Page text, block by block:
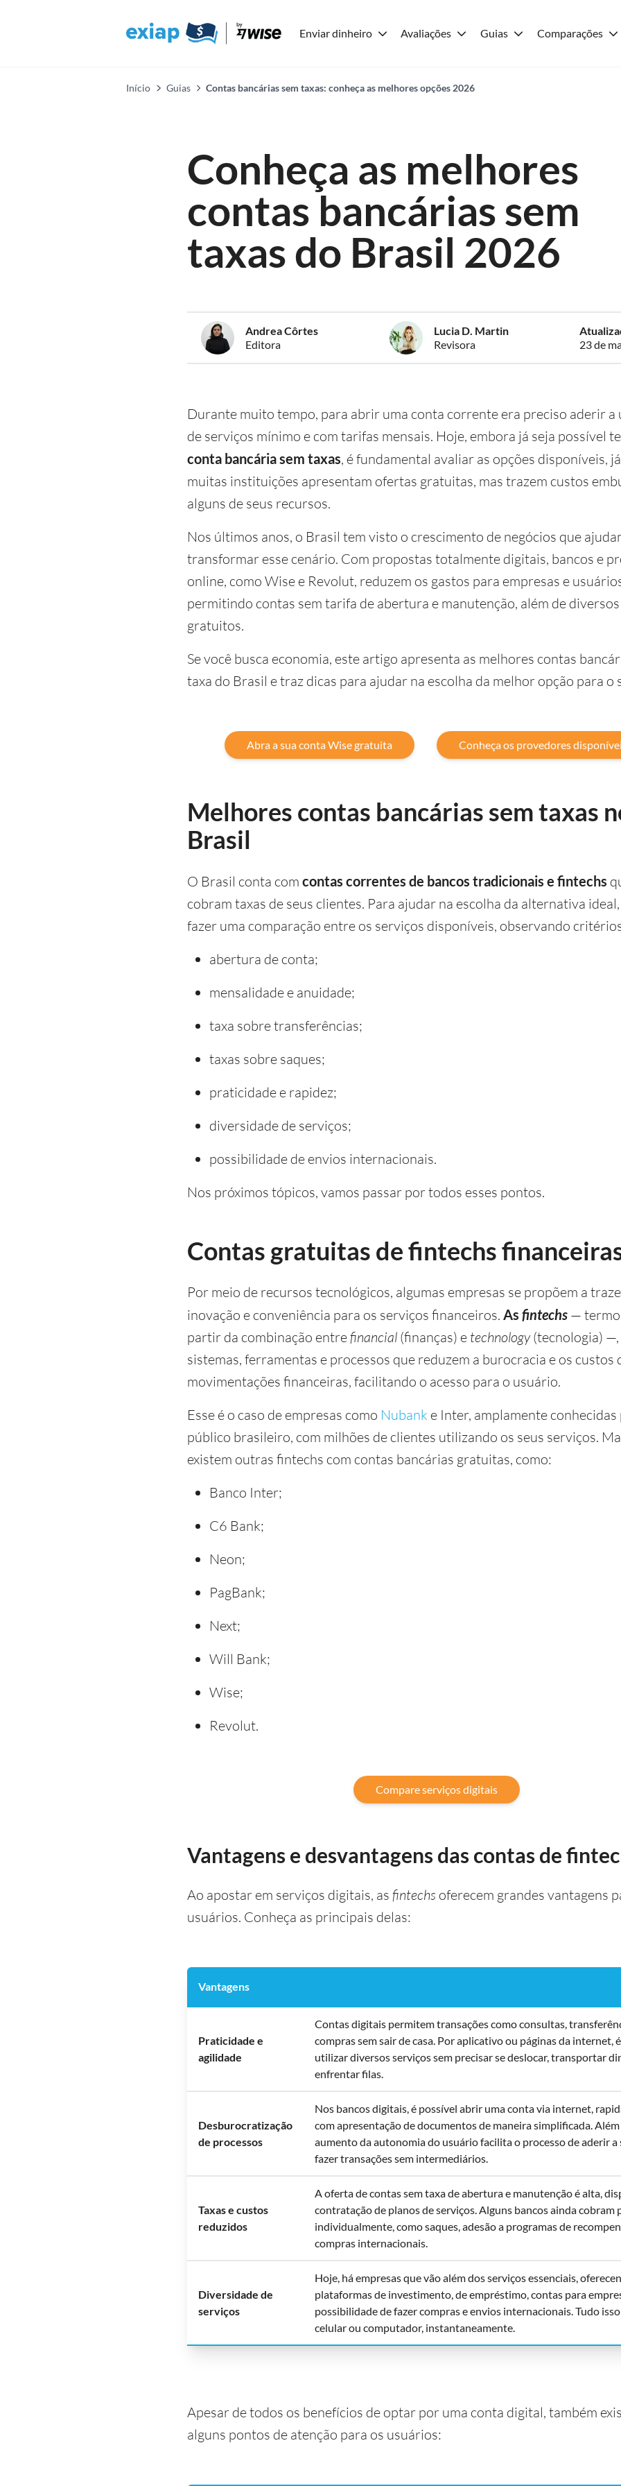
Enviar dinheiro Avaliações Guias Comparações
Início Guias Contas bancárias sem taxas: conheça as melhores opções 2026
Conheça as melhores
contas bancárias sem
taxas do Brasil 2026
Andrea Côrtes
Editora
Lucia D. Martin
Revisora
23 de
Durante muito tempo, para abrir uma conta corrente era preciso aderir a
de serviços mínimo e com tarifas mensais. Hoje, embora já seja possível
conta bancária sem taxas, é fundamental avaliar as opções disponíveis,
muitas instituições apresentam ofertas gratuitas, mas trazem custos
alguns de seus recursos.
Nos últimos anos, o Brasil tem visto o crescimento de negócios que
transformar esse cenário. Com propostas totalmente digitais, bancos e
online, como Wise e Revolut, reduzem os gastos para empresas e
permitindo contas sem tarifa de abertura e manutenção, além de
gratuitos.
Se você busca economia, este artigo apresenta as melhores contas
taxa do Brasil e traz dicas para ajudar na escolha da melhor opção para o
Abra a sua conta Wise gratuita Conheça os provedores
Melhores contas bancárias sem taxas
Brasil
O Brasil conta com contas correntes de bancos tradicionais e fintechs
cobram taxas de seus clientes. Para ajudar na escolha da alternativa
fazer uma comparação entre os serviços disponíveis, observando
abertura de conta;
mensalidade e anuidade;
taxa sobre transferências;
taxas sobre saques;
praticidade e rapidez;
diversidade de serviços;
possibilidade de envios internacionais.
Nos próximos tópicos, vamos passar por todos esses pontos.
Contas gratuitas de fintechs
Por meio de recursos tecnológicos, algumas empresas se propõem a
inovação e conveniência para os serviços financeiros. As fintechs —
partir da combinação entrefinancial (finanças) e technology(tecnologia)
sistemas, ferramentas e processos que reduzem a burocracia e os custos
movimentações financeiras, facilitando o acesso para o usuário.
Esse é o caso de empresas como Nubank e Inter, amplamente conhecidas
público brasileiro, com milhões de clientes utilizando os seus serviços.
existem outras fintechs com contas bancárias gratuitas, como:
Banco Inter;
C6 Bank;
Neon;
PagBank;
Next;
Will Bank;
Wise;
Revolut.
Compare serviços digitais
Vantagens e desvantagens das contas de
Ao apostar em serviços digitais, as fintechs oferecem grandes vantagens
usuários. Conheça as principais delas:
Vantagens
Praticidade e
agilidade
Contas digitais permitem transações como consultas,
compras sem sair de casa. Por aplicativo ou páginas da internet,
utilizar diversos serviços sem precisar se deslocar, transportar
enfrentar filas.
Desburocratização
de processos
Nos bancos digitais, é possível abrir uma conta via internet,
com apresentação de documentos de maneira simplificada. Além
aumento da autonomia do usuário facilita o processo de aderir a
fazer transações sem intermediários.
Taxas e custos
reduzidos
A oferta de contas sem taxa de abertura e manutenção é alta,
contratação de planos de serviços. Alguns bancos ainda cobram
individualmente, como saques, adesão a programas de
compras internacionais.
Diversidade de
serviços
Hoje, há empresas que vão além dos serviços essenciais,
plataformas de investimento, de empréstimo, contas para
possibilidade de fazer compras e envios internacionais. Tudo
celular ou computador, instantaneamente.
Apesar de todos os benefícios de optar por uma conta digital, também
alguns pontos de atenção para os usuários: